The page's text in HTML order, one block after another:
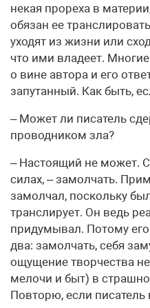
некая прореха в
обязан ее
уходят из жизни или
что ими владеет.
о вине автора и его
запутанный. Как быть,
– Может ли писатель
проводником зла?
– Настоящий не может.
силах, – замолчать.
замолчал, поскольку
транслирует. Он ведь
придумывал. Потому
два: замолчать, себя
ощущение творчества
мелочи и быт) в
Повторю, если писатель